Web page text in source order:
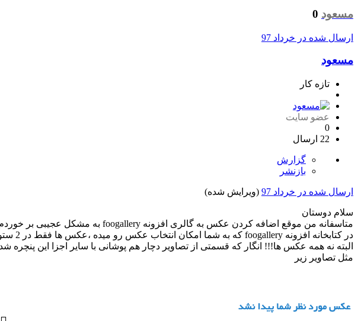
مسعود 0
ارسال شده در خرداد 97
مسعود
تازه کار
عضو سایت
0
22 ارسال
گزارش
بازنشر
ارسال شده در خرداد 97 (ویرایش شده)
سلام دوستان
متاسفانه من موقع اضافه کردن عکس به گالری افزونه foogallery به مشکل عجیبی بر خوردم.
در کتابخانه افزونه foogallery که به شما امکان انتخاب عکس رو میده ،عکس ها فقط در 2 ستون نمایش داده میشوند.
البته نه همه عکس ها!!! انگار که قسمتی از تصاویر دچار هم پوشانی با سایر اجزا این پنچره
مثل تصاویر زیر